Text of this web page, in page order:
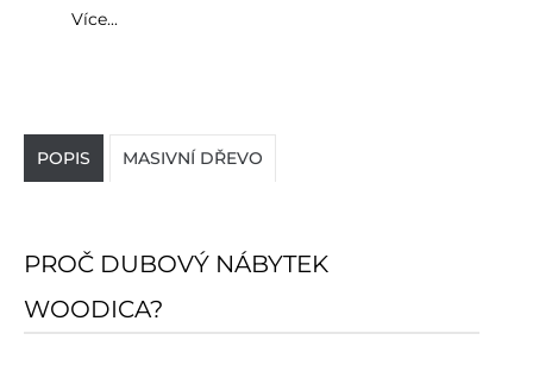
Více...
POPIS MASIVNÍ DŘEVO
PROČ DUBOVÝ NÁBYTEK
WOODICA?